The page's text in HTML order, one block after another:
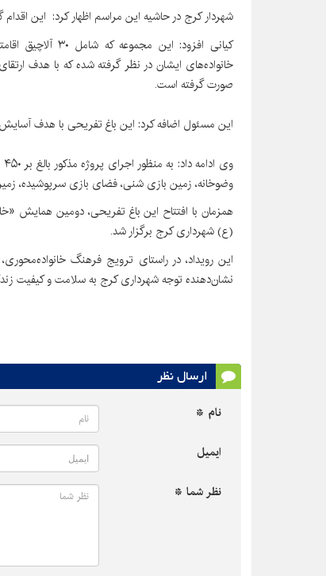
شهردار کرج در حاشیه این مراسم اظهار کرد: این
کیانی افزود: این
خانواده‌های ایشان در نظر گرفته شده که با هدف
صورت گرفته است.
این مسئول اضافه کرد: این باغ تفریحی با هدف
وضوخانه، زمین بازی شنی، فضای بازی سرپوشیده،
همزمان با افتتاح این باغ تفریحی، دومین همایش
(ع) شهرداری کرج برگزار شد.
این رویداد، در راستای ترویج فرهنگ
نشان‌دهنده توجه شهرداری کرج به سلامت و کیفیت
ارسال نظر
نام *
ایمیل
نظر شما *